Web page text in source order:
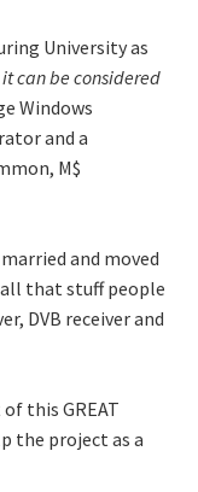
University as
it can be considered
Windows
and a
M$
and moved
that stuff people
DVB receiver and
this GREAT
the project as a